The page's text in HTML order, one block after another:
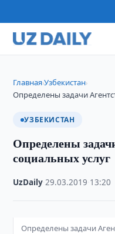
Главная›Узбекистан›
Определены задачи
УЗБЕКИСТАН
Определены
социальных услуг
UzDaily ·29.03.2019 13:20
Определены задачи